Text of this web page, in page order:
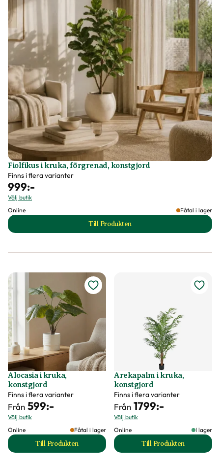
Fiolfikus i kruka, förgrenad, konstgjord
Finns i flera varianter
999:-
Välj butik
Online
Fåtal i lager
Till Produkten
till Fiolfikus i kruka, förgrenad,
Alocasia i kruka,
konstgjord
Finns i flera varianter
Från 599:-
Välj butik
Online
Fåtal i lager
Till Produkten
till Alocasia i kruka, konstgjord produktsida
Arekapalm i kruka,
konstgjord
Finns i flera varianter
Från 1799:-
Välj butik
Online
I lager
Till Produkten
till Arekapalm i